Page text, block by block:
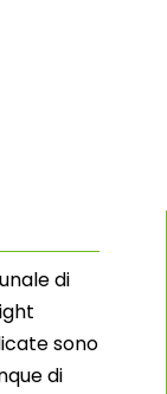
di
sono
di